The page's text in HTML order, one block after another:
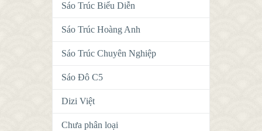
Sáo Trúc Biểu Diễn
Sáo Trúc Hoàng Anh
Sáo Trúc Chuyên Nghiệp
Sáo Đô C5
Dizi Việt
Chưa phân loại